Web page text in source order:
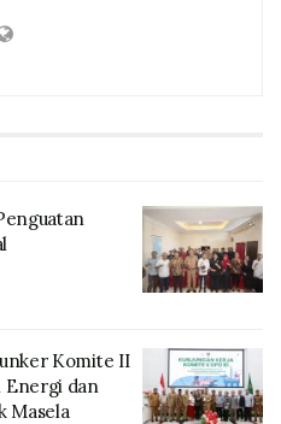
Komite II
Energi dan
Masela